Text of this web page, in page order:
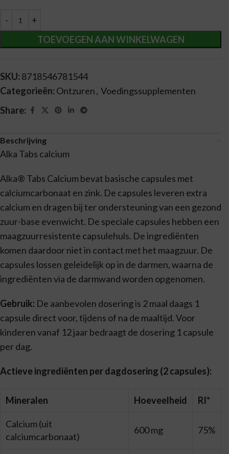
TOEVOEGEN AAN WINKELWAGEN
Alternative:
SKU: 8718546781544
Categorieën: Ontzuren, Voedingssupplementen
Share:
Beschrijving
Alka Tabs calcium
Alka® Tabs Calcium bevat basische capsules met
calciumcarbonaat en zink. De capsules leveren extra
calcium en dragen bij ter ondersteuning van een gezond
zuur-base evenwicht. De speciale capsules hebben een
maagzuurresistente capsulehuls. De ingrediënten
komen daardoor niet in contact met het maagzuur. De
capsules lossen geleidelijk op in de darmen, waarna de
ingrediënten via de darmwand worden opgenomen.
Gebruik: De aanbevolen dosering is 2 maal daags 1
capsule direct voor, tijdens of na de maaltijd. Voor
kinderen vanaf 12 jaar bedraagt de dosering 1 capsule
per dag.
Actieve ingrediënten per dagdosering (2 capsules):
Mineralen Hoeveelheid RI*
Calcium (uit
calciumcarbonaat)
600 mg 75%